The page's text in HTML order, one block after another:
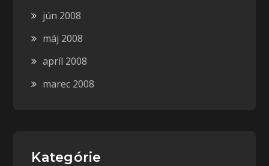
jún 2008
máj 2008
apríl 2008
marec 2008
Kategórie